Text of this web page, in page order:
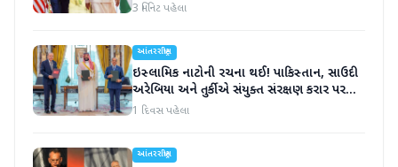
3 મિનિટ પહેલા
આંતરરાષ્ટ્રીય
ઇસ્લામિક નાટોની રચના થઈ! પાકિસ્તાન, સાઉદી
અરેબિયા અને તુર્કીએ સંયુક્ત સંરક્ષણ કરાર પર
હસ્તાક્ષર
1 દિવસ પહેલા
આંતરરાષ્ટ્રીય